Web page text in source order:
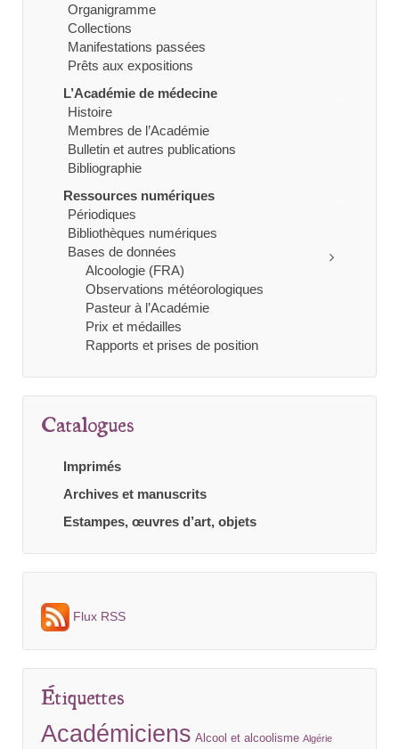
Organigramme
Collections
Manifestations passées
Prêts aux expositions
L’Académie de médecine
Histoire
Membres de l’Académie
Bulletin et autres publications
Bibliographie
Ressources numériques
Périodiques
Bibliothèques numériques
Bases de données
Alcoologie (FRA)
Observations météorologiques
Pasteur à l’Académie
Prix et médailles
Rapports et prises de position
Catalogues
Imprimés
Archives et manuscrits
Estampes, œuvres d’art, objets
Flux RSS
Étiquettes
Académiciens Alcool et alcoolisme Algérie